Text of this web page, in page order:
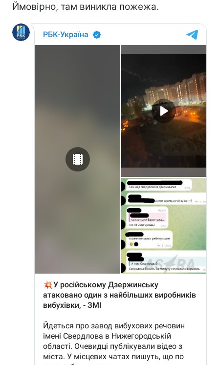
Ймовірно, там виникла пожежа.